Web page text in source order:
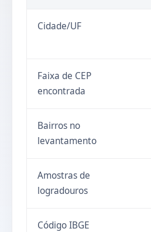
Cidade/UF
Faixa de CEP
encontrada
Bairros no
levantamento
Amostras de
logradouros
Código IBGE